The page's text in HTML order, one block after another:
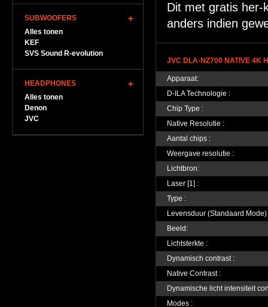
SUBWOOFERS
Alles tonen
KEF
SVS Sound R-evolution
HEADPHONES
Alles tonen
Denon
JVC
Dit met gratis her-
anders indien
JVC DLA-NZ700 NATIVE 4K
Apparaat:
D-ILA Technologie :
Chip Type :
Native Resolutie :
Aantal chips :
Weergave resolutie :
Lichtbron:
Laser [1] :
Type :
Levensduur (Standaard Mode)
Beeld:
Lichtsterkte :
Dynamisch contrast :
Native Contrast :
Dynamische licht intensiteit
Modes :